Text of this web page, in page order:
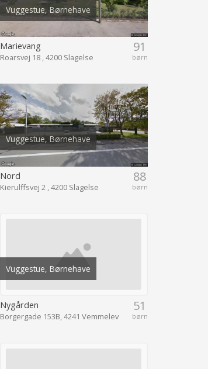
Vuggestue, Børnehave
91
børn
Marievang
Roarsvej 18 , 4200 Slagelse
Vuggestue, Børnehave
88
børn
Nord
Kierulffsvej 2 , 4200 Slagelse
Vuggestue, Børnehave
51
børn
Nygården
Borgergade 153B, 4241 Vemmelev